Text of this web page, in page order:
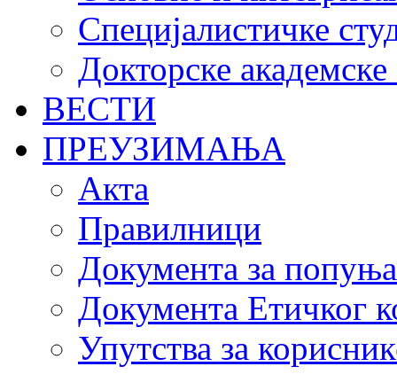
Специјалистичке
Докторске академске
ВЕСТИ
ПРЕУЗИМАЊА
Акта
Правилници
Документа за
Документа Етичког
Упутства за